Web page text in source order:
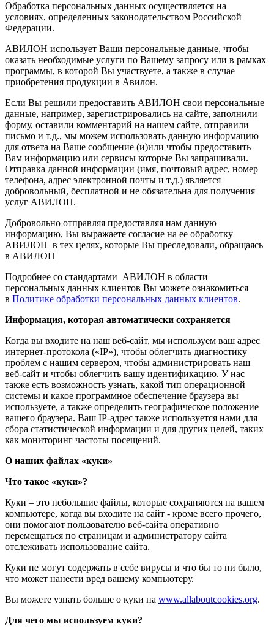
Обработка персональных данных осуществляется на
условиях, определенных законодательством Российской
Федерации.
АВИЛОН использует Ваши персональные данные, чтобы
оказать необходимые услуги по Вашему запросу или в рамках
программы, в которой Вы участвуете, а также в случае
приобретения продукции в Авилон.
Если Вы решили предоставить АВИЛОН свои персональные
данные, например, зарегистрировались на сайте, заполнили
форму, оставили комментарий на нашем сайте, отправили
письмо и т.д., мы можем использовать данную информацию
для ответа на Ваше сообщение (и)или чтобы предоставить
Вам информацию или сервисы которые Вы запрашивали.
Отправка данной информации (имя, почтовый адрес, номер
телефона, адрес электронной почты и т.д.) является
добровольный, бесплатной и не обязательна для получения
услуг АВИЛОН.
Добровольно отправляя предоставляя нам данную
информацию, Вы выражаете согласие на ее обработку
АВИЛОН в тех целях, которые Вы преследовали, обращаясь
в АВИЛОН
Подробнее со стандартами АВИЛОН в области
персональных данных клиентов Вы можете ознакомиться
в Политике обработки персональных данных клиентов.
Информация, которая автоматически сохраняется
Когда вы входите на наш веб-сайт, мы используем ваш адрес
интернет-протокола («IP»), чтобы облегчить диагностику
проблем с нашим сервером, чтобы администрировать наш
веб-сайт и чтобы облегчить вашу идентификацию. У нас
также есть возможность узнать, какой тип операционной
системы и какое программное обеспечение браузера вы
используете, а также определить географическое положение
вашего браузера. Ваш IP-адрес также используется нами для
сбора статистической информации и для других целей, таких
как мониторинг частоты посещений.
О наших файлах «куки»
Что такое «куки»?
Куки – это небольшие файлы, которые сохраняются на вашем
компьютере, когда вы входите на сайт - кроме всего прочего,
они помогают пользователю веб-сайта оперативно
перемещаться по страницам и администратору сайта
отслеживать использование сайта.
Куки не могут содержать в себе вирусы и что бы то ни было,
что может нанести вред вашему компьютеру.
Вы можете узнать больше о куки на www.allaboutcookies.org.
Для чего мы используем куки?